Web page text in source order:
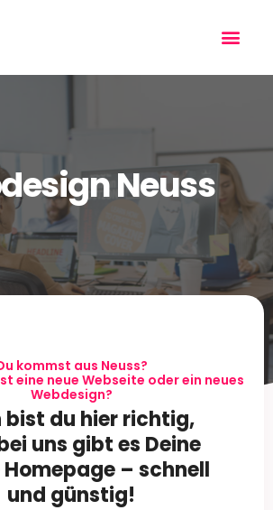
Neuss
kommst aus Neuss?
eine neue Webseite oder ein neues
Webdesign?
bist du hier richtig,
uns gibt es Deine
– schnell
und günstig!